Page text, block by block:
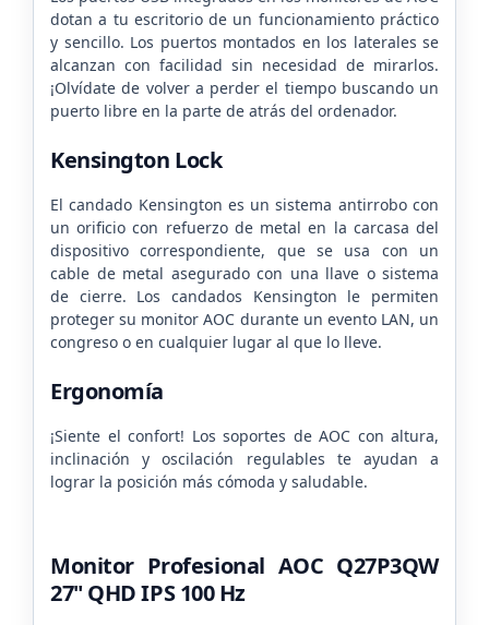
dotan a tu escritorio de un funcionamiento práctico
y sencillo. Los puertos montados en los laterales se
alcanzan con facilidad sin necesidad de mirarlos.
¡Olvídate de volver a perder el tiempo buscando un
puerto libre en la parte de atrás del ordenador.
Kensington Lock
El candado Kensington es un sistema antirrobo con
un orificio con refuerzo de metal en la carcasa del
dispositivo correspondiente, que se usa con un
cable de metal asegurado con una llave o sistema
de cierre. Los candados Kensington le permiten
proteger su monitor AOC durante un evento LAN, un
congreso o en cualquier lugar al que lo lleve.
Ergonomía
¡Siente el confort! Los soportes de AOC con altura,
inclinación y oscilación regulables te ayudan a
lograr la posición más cómoda y saludable.
Monitor Profesional AOC Q27P3QW
27" QHD IPS 100 Hz